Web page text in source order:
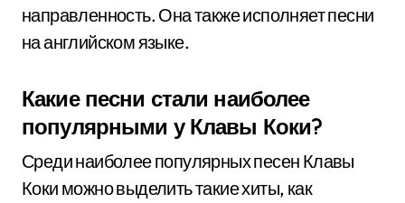
направленность. Она также исполняет песни
на английском языке.
Какие песни стали наиболее
популярными у Клавы Коки?
Среди наиболее популярных песен Клавы
Коки можно выделить такие хиты, как